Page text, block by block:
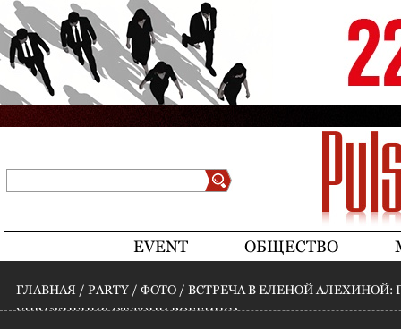
Jump to navigation
EVENT ОБЩЕСТВО
ВЫ ЗДЕСЬ
ГЛАВНАЯ / PARTY / ФОТО / ВСТРЕЧА В ЕЛЕНОЙ АЛЕХИНОЙ:
УПРАЖНЕНИЯ ОТ ТОНИ РОББИНСА